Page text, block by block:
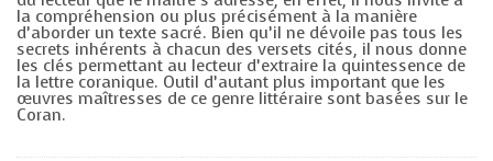
la compréhension ou plus précisément à la manière
d’aborder un texte sacré. Bien qu’il ne dévoile pas tous les
secrets inhérents à chacun des versets cités, il nous donne
les clés permettant au lecteur d’extraire la quintessence de
la lettre coranique. Outil d’autant plus important que les
œuvres maîtresses de ce genre littéraire sont basées sur le
Coran.